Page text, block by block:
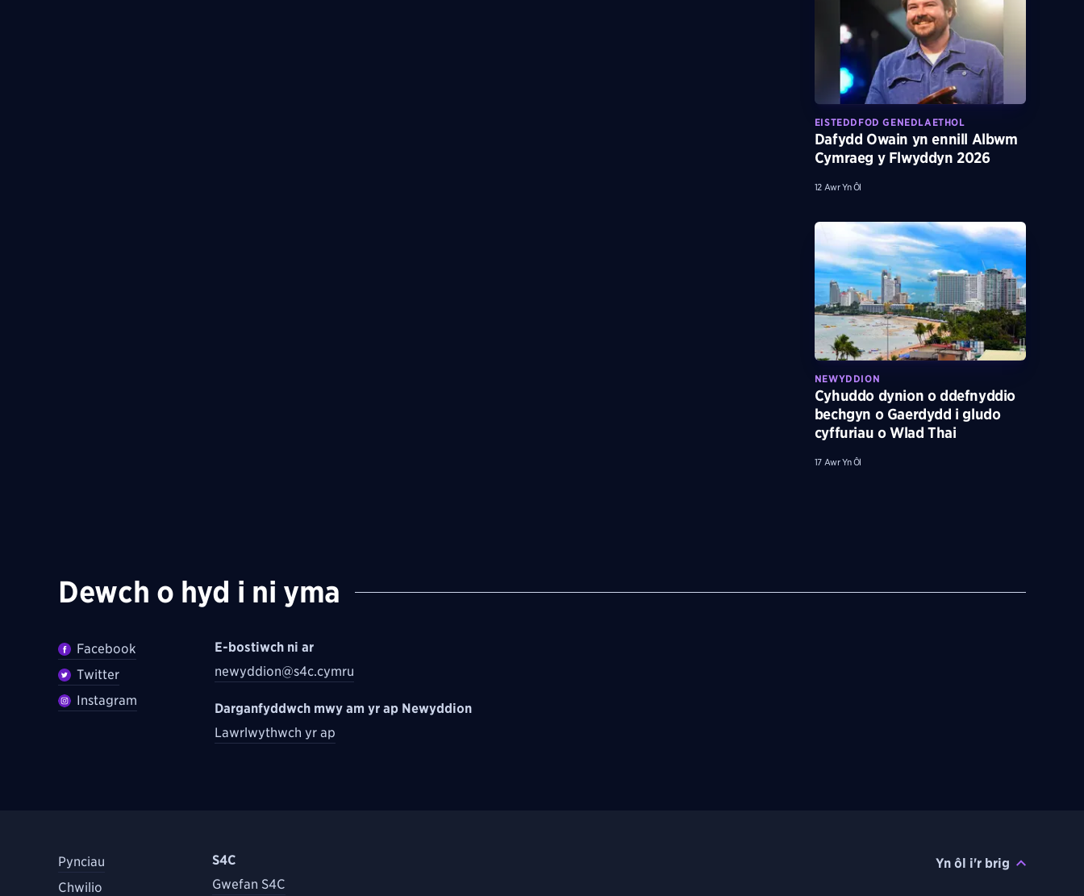
EISTEDDFOD GENEDLAETHOL
Dafydd Owain yn ennill Albwm
Cymraeg y Flwyddyn 2026
12 Awr Yn Ôl
NEWYDDION
Cyhuddo dynion o ddefnyddio
bechgyn o Gaerdydd i gludo
cyffuriau o Wlad Thai
17 Awr Yn Ôl
Dewch o hyd i ni yma
Facebook
Twitter
Instagram
E-bostiwch ni ar
newyddion@s4c.cymru
Darganfyddwch mwy am yr ap Newyddion
Lawrlwythwch yr ap
Pynciau
Chwilio
S4C
Gwefan S4C
Yn ôl i'r brig